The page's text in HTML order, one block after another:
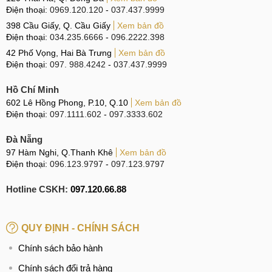
Note 10
Miếng dán màn hình Rock Hydrogel với độ dày chỉ 0.18mm
có thể nói là độ trong suốt gần như tuyệt đối, tạo cảm giác
dán màn như không dán vậy, mọi thao tác vuốt chạm hay
màn hình.
Dán màn hình Rock Hydrogel Samsung Galaxy Note 10
Rock Hydrogel được làm từ chất liệu TPU dẻo trong suốt
cực kỳ chắc chắn. Thiết kế bo cong, ôm sát phủ một lớp
cực kỳ hiệu quả. Đặc biệt, với công nghệ nano mới, miếng
dán này có khả năng phục hồi lại như ban đầu, các vết
xước sẽ gần như biến mất, trả lại độ trong suốt nguyên bản
cho màn hình.
Điện thoại: 0969.120.120 - 037.437.9999
398 Cầu Giấy, Q. Cầu Giấy
Xem bản đồ
Điện thoại: 034.235.6666 - 096.2222.398
42 Phố Vọng, Hai Bà Trưng
Xem bản đồ
Điện thoại: 097. 988.4242 - 037.437.9999
Hồ Chí Minh
602 Lê Hồng Phong, P.10, Q.10
Xem bản đồ
Điện thoại: 097.1111.602 - 097.3333.602
Đà Nẵng
97 Hàm Nghi, Q.Thanh Khê
Xem bản đồ
Điện thoại: 096.123.9797 - 097.123.9797
Hotline CSKH: 097.120.66.88
QUY ĐỊNH - CHÍNH SÁCH
Chính sách bảo hành
Chính sách đổi trả hàng